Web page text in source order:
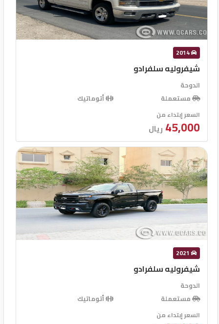
2014
شيفروليه سلفرادو
الدوحة
مستعملة
أتوماتيك
السعر إبتداء من
45,000 ريال
2021
شيفروليه سلفرادو
الدوحة
مستعملة
أتوماتيك
السعر إبتداء من